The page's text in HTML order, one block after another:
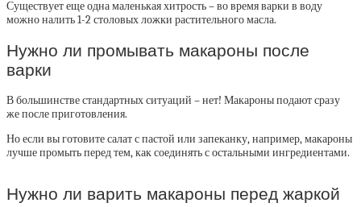
Существует еще одна маленькая хитрость – во время варки в воду
можно налить 1-2 столовых ложки растительного масла.
Нужно ли промывать макароны после
варки
В большинстве стандартных ситуаций – нет! Макароны подают сразу
же после приготовления.
Но если вы готовите салат с пастой или запеканку, например, макароны
лучше промыть перед тем, как соединять с остальными ингредиентами.
Нужно ли варить макароны перед жаркой